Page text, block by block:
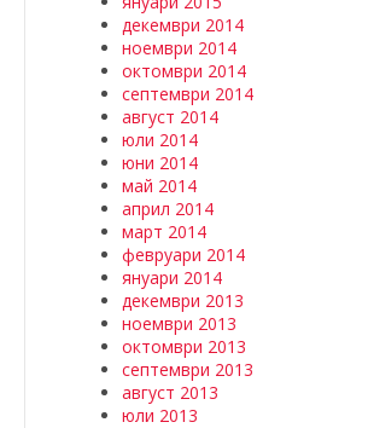
декември 2014
ноември 2014
октомври 2014
септември 2014
август 2014
юли 2014
юни 2014
май 2014
април 2014
март 2014
февруари 2014
януари 2014
декември 2013
ноември 2013
октомври 2013
септември 2013
август 2013
юли 2013